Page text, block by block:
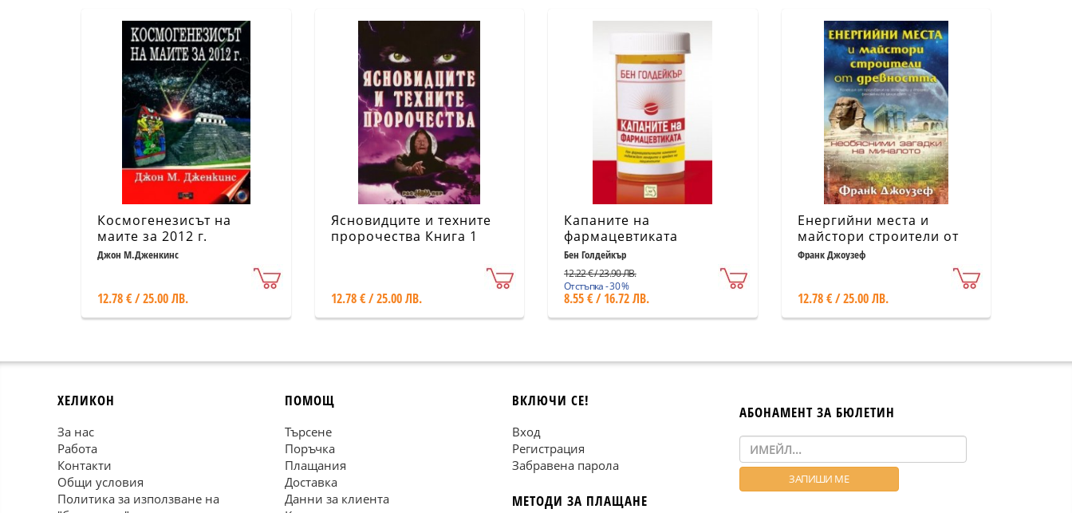
Космогенезисът на
маите за 2012 г.
Джон М.Дженкинс
12.78 € / 25.00 ЛВ.
Ясновидците и техните
пророчества Книга 1
12.78 € / 25.00 ЛВ.
Капаните на
фармацевтиката
Бен Голдейкър
12.22 € / 23.90 ЛВ.
Отстъпка - 30 %
8.55 € / 16.72 ЛВ.
Енергийни места и
майстори строители от
древността
Франк Джоузеф
12.78 € / 25.00 ЛВ.
ХЕЛИКОН
За нас
Работа
Контакти
Общи условия
Политика за използване на
ПОМОЩ
Търсене
Поръчка
Плащания
Доставка
Данни за клиента
ВКЛЮЧИ СЕ!
Вход
Регистрация
Забравена парола
МЕТОДИ ЗА ПЛАЩАНЕ
АБОНАМЕНТ ЗА БЮЛЕТИН